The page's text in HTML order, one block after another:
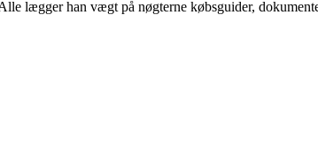
lægger han vægt på nøgterne købsguider,